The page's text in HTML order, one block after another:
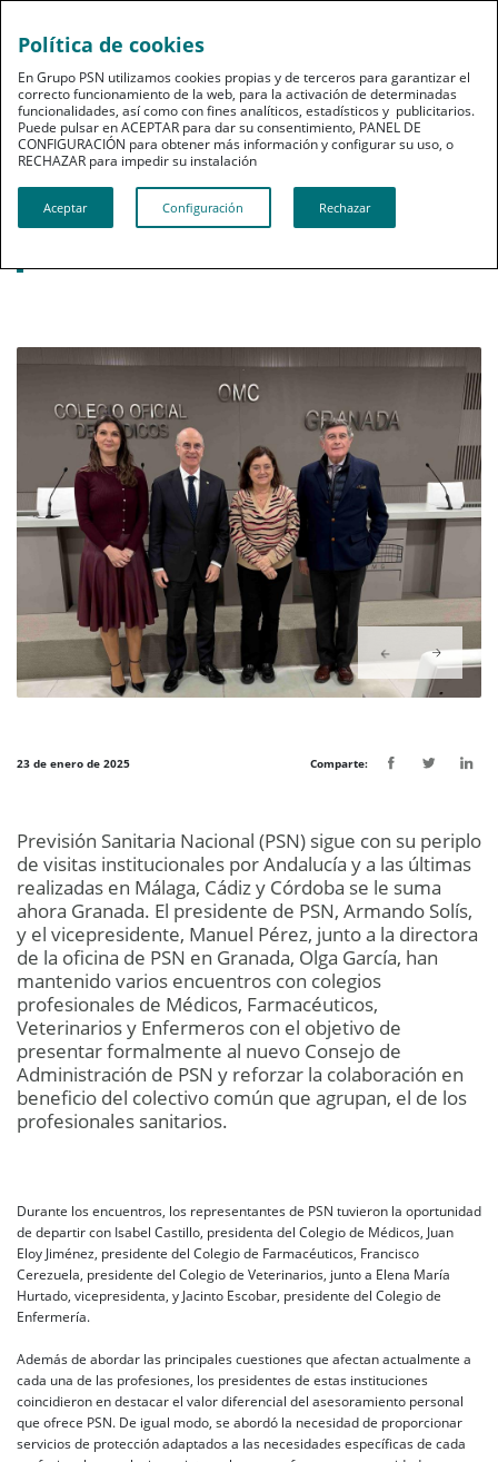
Noticias destacadas
PSN estrecha su colaboración con los
23 de enero de 2025 Comparte:
Previsión Sanitaria Nacional (PSN) sigue con su periplo
de visitas institucionales por Andalucía y a las últimas
realizadas en Málaga, Cádiz y Córdoba se le suma
ahora Granada. El presidente de PSN, Armando Solís,
y el vicepresidente, Manuel Pérez, junto a la directora
de la oficina de PSN en Granada, Olga García, han
mantenido varios encuentros con colegios
profesionales de Médicos, Farmacéuticos,
Veterinarios y Enfermeros con el objetivo de
presentar formalmente al nuevo Consejo de
Administración de PSN y reforzar la colaboración en
beneficio del colectivo común que agrupan, el de los
profesionales sanitarios.
Durante los encuentros, los representantes de PSN tuvieron la oportunidad
de departir con Isabel Castillo, presidenta del Colegio de Médicos, Juan
Eloy Jiménez, presidente del Colegio de Farmacéuticos, Francisco
Cerezuela, presidente del Colegio de Veterinarios, junto a Elena María
Hurtado, vicepresidenta, y Jacinto Escobar, presidente del Colegio de
Enfermería.
Además de abordar las principales cuestiones que afectan actualmente a
cada una de las profesiones, los presidentes de estas instituciones
coincidieron en destacar el valor diferencial del asesoramiento personal
que ofrece PSN. De igual modo, se abordó la necesidad de proporcionar
servicios de protección adaptados a las necesidades específicas de cada
Política de cookies
En Grupo PSN utilizamos cookies propias y de terceros para garantizar el
correcto funcionamiento de la web, para la activación de determinadas
funcionalidades, así como con fines analíticos, estadísticos y publicitarios.
Puede pulsar en ACEPTAR para dar su consentimiento, PANEL DE
CONFIGURACIÓN para obtener más información y configurar su uso, o
RECHAZAR para impedir su instalación​​​​​​​
Aceptar Configuración Rechazar